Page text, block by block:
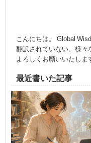
こんにちは。 Global
翻訳されていない、様々
よろしくお願いいたしま
最近書いた記事